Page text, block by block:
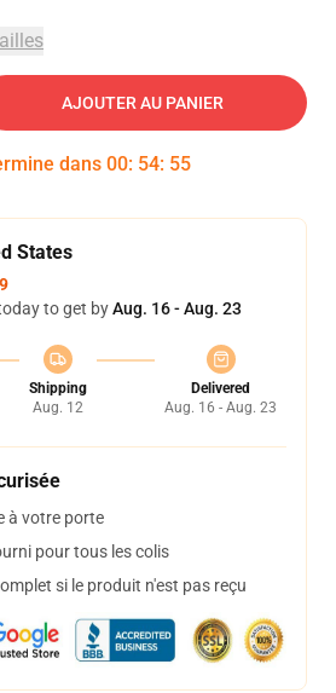
AJOUTER AU PANIER
dans 00: 54: 54
States
to get byAug. 16 - Aug. 23
Shipping
Aug. 12
Delivered
Aug. 16 - Aug. 23
à votre porte
pour tous les colis
si le produit n'est pas reçu